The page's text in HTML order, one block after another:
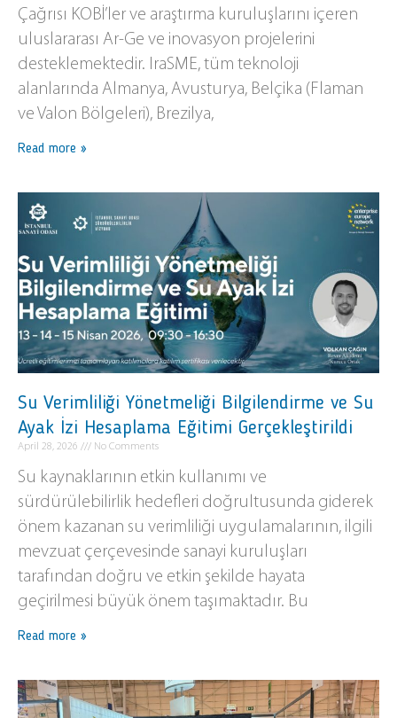
Çağrısı KOBİ’ler ve araştırma kuruluşlarını içeren
uluslararası Ar-Ge ve inovasyon projelerini
desteklemektedir. IraSME, tüm teknoloji
alanlarında Almanya, Avusturya, Belçika (Flaman
ve Valon Bölgeleri), Brezilya,
Read more »
Su Verimliliği Yönetmeliği Bilgilendirme ve Su
Ayak İzi Hesaplama Eğitimi Gerçekleştirildi
April 28, 2026 No Comments
Su kaynaklarının etkin kullanımı ve
sürdürülebilirlik hedefleri doğrultusunda giderek
önem kazanan su verimliliği uygulamalarının, ilgili
mevzuat çerçevesinde sanayi kuruluşları
tarafından doğru ve etkin şekilde hayata
geçirilmesi büyük önem taşımaktadır. Bu
Read more »